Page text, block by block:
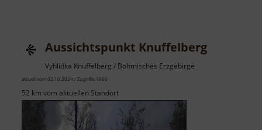
Aussichtspunkt Knuffelberg
Vyhlídka Knuffelberg / Böhmisches Erzgebirge
aktuell vom 02.10.2024 / Zugriffe: 1860
52 km vom aktuellen Standort